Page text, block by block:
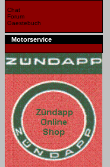
Chat
Forum
Gaestebuch
Motorservice